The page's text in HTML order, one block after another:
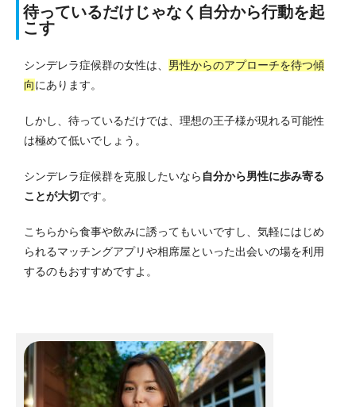
待っているだけじゃなく自分から行動を起
こす
シンデレラ症候群の女性は、 男性からのアプローチを待つ傾
向にあります。
しかし、待っているだけでは、理想の王子様が現れる可能性
は極めて低いでしょう。
シンデレラ症候群を克服したいなら 自分から男性に歩み寄る
ことが大切です。
こちらから食事や飲みに誘ってもいいですし、気軽にはじめ
られるマッチングアプリや相席屋といった出会いの場を利用
するのもおすすめですよ。